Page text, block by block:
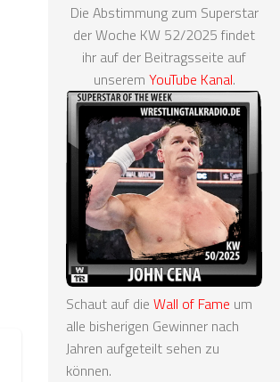
Die Abstimmung zum Superstar
der Woche KW 52/2025 findet
ihr auf der Beitragsseite auf
unserem YouTube Kanal.
Schaut auf die Wall of Fame um
alle bisherigen Gewinner nach
Jahren aufgeteilt sehen zu
können.